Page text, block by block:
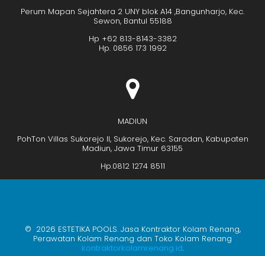
Perum Mapan Sejahtera 2 UNY blok A14 ,Bangunharjo, Kec.
Sewon, Bantul 55188
Hp +62 813-8143-3382
Hp. 0856 173 1992
MADIUN
PohTon Villas Sukorejo II, Sukorejo, Kec. Saradan, Kabupaten
Madiun, Jawa Timur 63155
Hp.0812 1274 8511
© 2026 ESTETIKA POOLS. Jasa Kontraktor Kolam Renang,
Perawatan Kolam Renang dan Toko Kolam Renang
kontraktorkolamrenang.id.